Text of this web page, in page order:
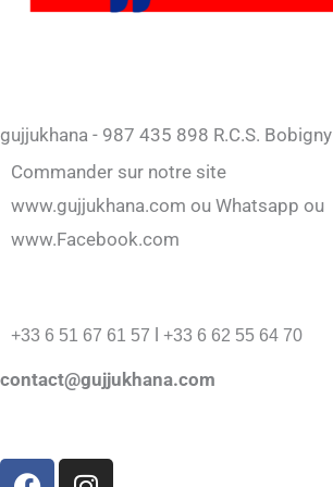
gujjukhana - 987 435 898 R.C.S. Bobigny
Commander sur notre site
www.gujjukhana.com ou Whatsapp ou
www.Facebook.com
+33 6 51 67 61 57 l +33 6 62 55 64 70
contact@gujjukhana.com
F
I